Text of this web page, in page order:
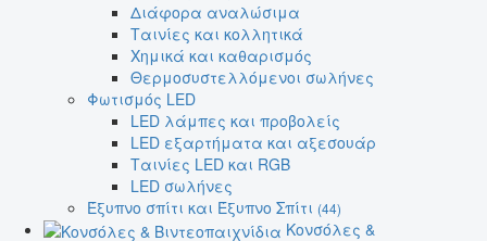
Διάφορα αναλώσιμα
Ταινίες και κολλητικά
Χημικά και καθαρισμός
Θερμοσυστελλόμενοι σωλήνες
Φωτισμός LED
LED λάμπες και προβολείς
LED εξαρτήματα και αξεσουάρ
Ταινίες LED και RGB
LED σωλήνες
Έξυπνο σπίτι και Έξυπνο Σπίτι (44)
Κονσόλες &